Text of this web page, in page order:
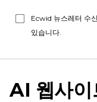
Ecwid 뉴스레터 수
있습니다.
AI 웹사이